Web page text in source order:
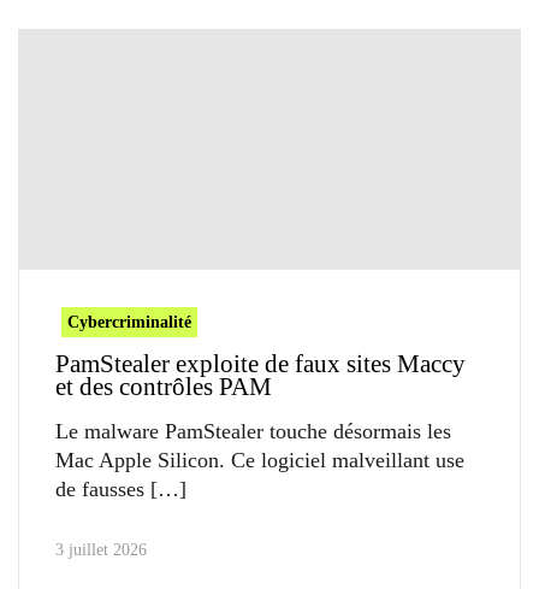
Cybercriminalité
PamStealer exploite de faux sites Maccy
et des contrôles PAM
Le malware PamStealer touche désormais les
Mac Apple Silicon. Ce logiciel malveillant use
de fausses
3 juillet 2026